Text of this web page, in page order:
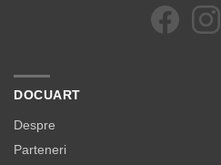
DOCUART
Despre
Parteneri